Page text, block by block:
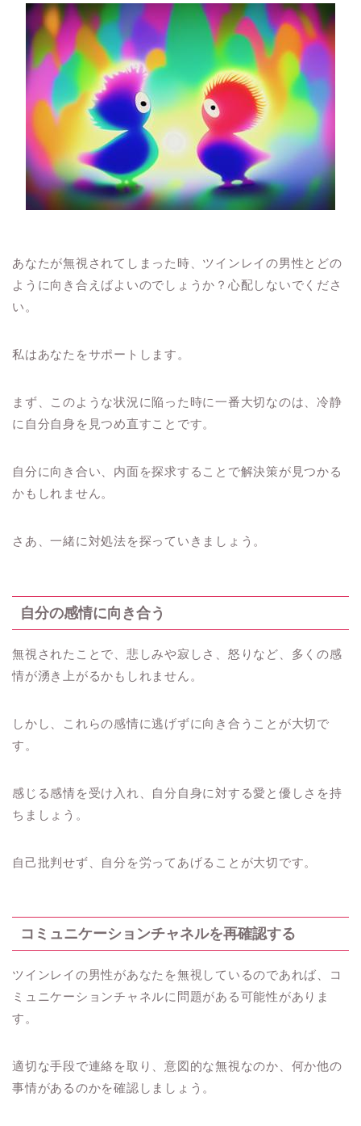
あなたが無視されてしまった時、ツインレイの男性とどの
ように向き合えばよいのでしょうか？心配しないでくださ
い。
私はあなたをサポートします。
まず、このような状況に陥った時に一番大切なのは、冷静
に自分自身を見つめ直すことです。
自分に向き合い、内面を探求することで解決策が見つかる
かもしれません。
さあ、一緒に対処法を探っていきましょう。
自分の感情に向き合う
無視されたことで、悲しみや寂しさ、怒りなど、多くの感
情が湧き上がるかもしれません。
しかし、これらの感情に逃げずに向き合うことが大切で
す。
感じる感情を受け入れ、自分自身に対する愛と優しさを持
ちましょう。
自己批判せず、自分を労ってあげることが大切です。
コミュニケーションチャネルを再確認する
ツインレイの男性があなたを無視しているのであれば、コ
ミュニケーションチャネルに問題がある可能性がありま
す。
適切な手段で連絡を取り、意図的な無視なのか、何か他の
事情があるのかを確認しましょう。